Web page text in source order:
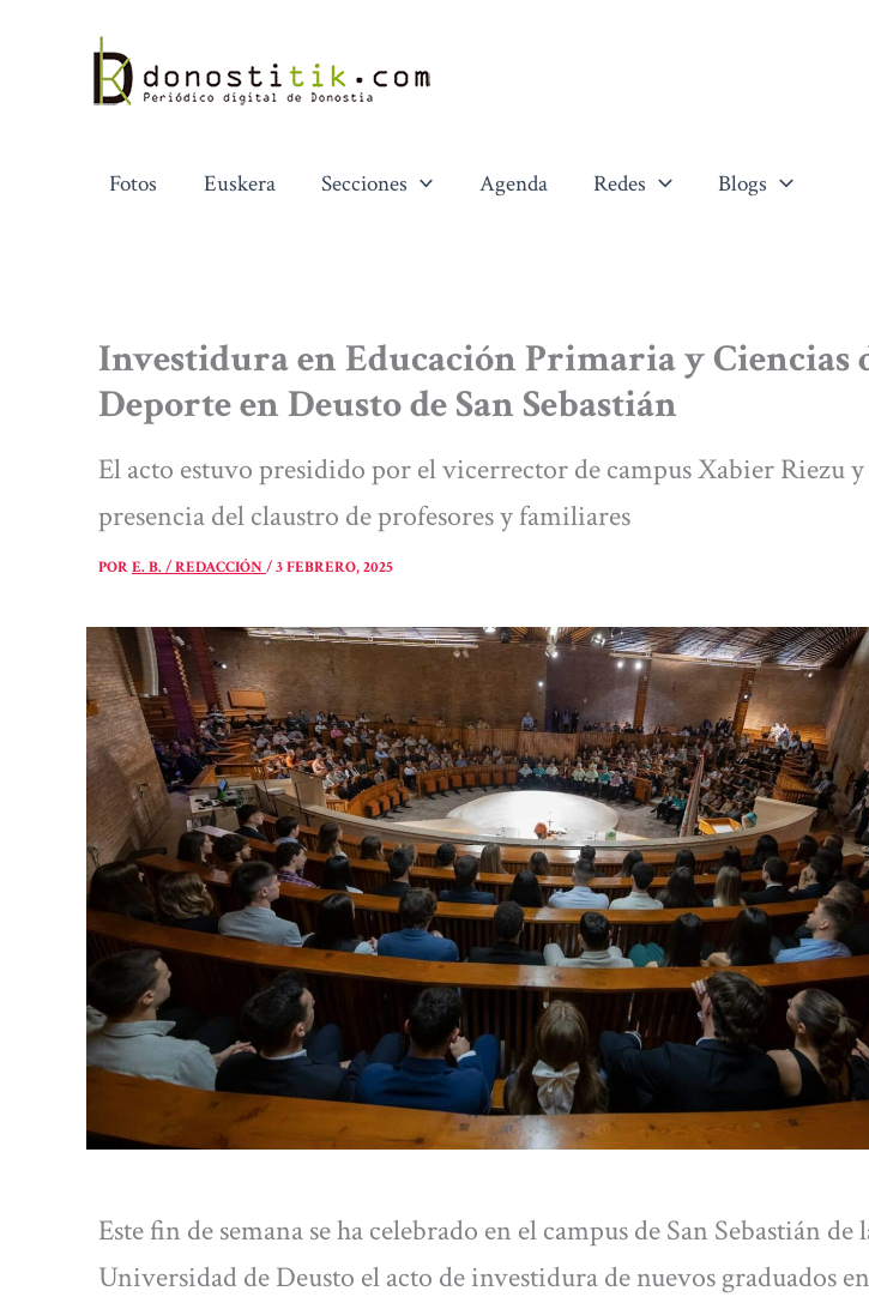
contenido
Fotos Euskera Secciones Agenda Redes Blogs
Investidura en Educación Primaria y Ciencias
Deporte en Deusto de San Sebastián
El acto estuvo presidido por el vicerrector de campus Xabier Riezu
presencia del claustro de profesores y familiares
PORE. B. / REDACCIÓN/3 FEBRERO, 2025
Este fin de semana se ha celebrado en el campus de San Sebastián de
Universidad de Deusto el acto de investidura de nuevos graduados en